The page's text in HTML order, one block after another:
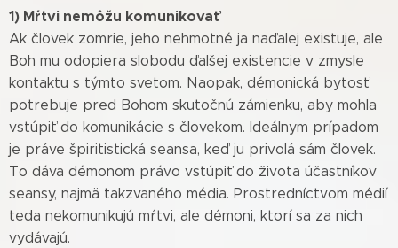
1) Mŕtvi nemôžu komunikovať
Ak človek zomrie, jeho nehmotné ja naďalej existuje, ale
Boh mu odopiera slobodu ďalšej existencie v zmysle
kontaktu s týmto svetom. Naopak, démonická bytosť
potrebuje pred Bohom skutočnú zámienku, aby mohla
vstúpiť do komunikácie s človekom. Ideálnym prípadom
je práve špiritistická seansa, keď ju privolá sám človek.
To dáva démonom právo vstúpiť do života účastníkov
seansy, najmä takzvaného média. Prostredníctvom médií
teda nekomunikujú mŕtvi, ale démoni, ktorí sa za nich
vydávajú.